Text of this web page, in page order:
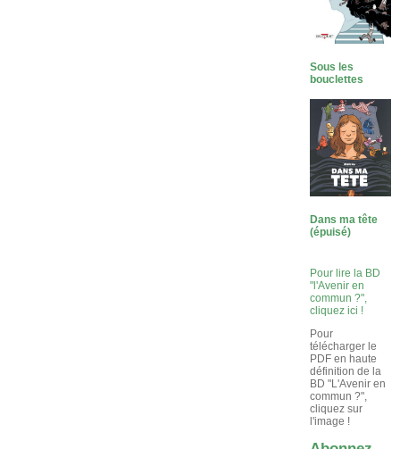
Sous les
bouclettes
Dans ma tête
(épuisé)
Pour lire la BD
"l'Avenir en
commun ?",
cliquez ici !
Pour
télécharger le
PDF en haute
définition de la
BD "L'Avenir en
commun ?",
cliquez sur
l'image !